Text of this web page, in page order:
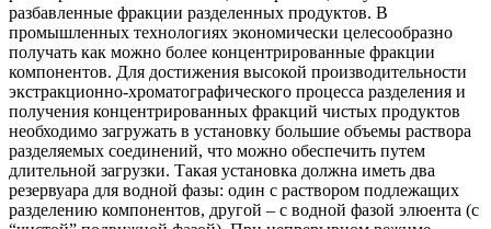
разбавленные фракции разделенных продуктов. В
промышленных технологиях экономически целесообразно
получать как можно более концентрированные фракции
компонентов. Для достижения высокой производительности
экстракционно-хроматографического процесса разделения и
получения концентрированных фракций чистых продуктов
необходимо загружать в установку большие объемы раствора
разделяемых соединений, что можно обеспечить путем
длительной загрузки. Такая установка должна иметь два
резервуара для водной фазы: один с раствором подлежащих
разделению компонентов, другой – с водной фазой элюента (с